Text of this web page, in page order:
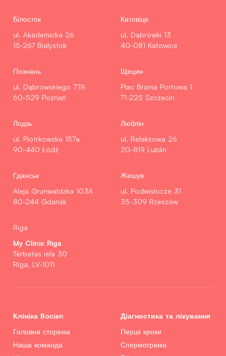
Білосток
ul. Akademicka 26
15-267 Białystok
Катовіце
ul. Dąbrówki 13
40-081 Katowice
Познань
ul. Dąbrowskiego 77A
60-529 Poznań
Щецин
Plac Brama Portowa 1
71-225 Szczecin
Лодзь
ul. Piotrkowska 157a
90-440 Łódź
Люблін
ul. Relaksowa 26
20-819 Lublin
Гданськ
Aleja Grunwaldzka 103A
80-244 Gdańsk
Жешув
ul. Podwisłocze 31
35-309 Rzeszów
Riga
My Clinic Riga
Tērbatas iela 30
Rīga, LV-1011
Клініка Bocian
Головна сторінка
Наша команда
Діагностика та лікування
Перші кроки
Спермограма